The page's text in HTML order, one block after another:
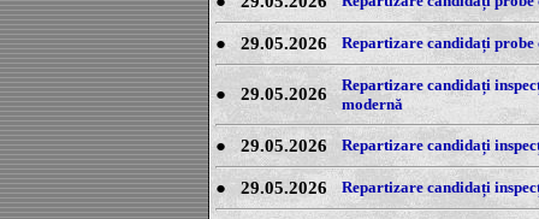
● 29.05.2026 Repartizare candidați
● 29.05.2026
Repartizare candidați
modernă
● 29.05.2026 Repartizare candidați
● 29.05.2026 Repartizare candidați